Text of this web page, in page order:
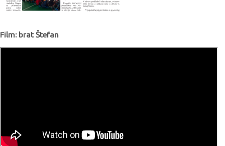
Film: brat Štefan